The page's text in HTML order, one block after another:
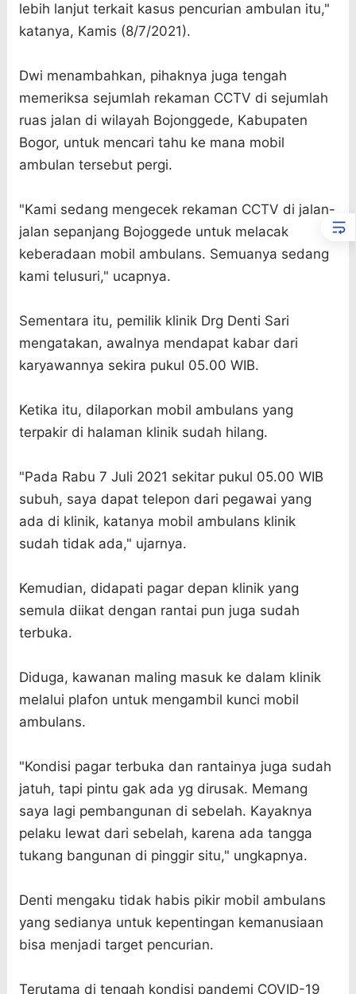
lebih lanjut terkait kasus pencurian ambulan itu,"
katanya, Kamis (8/7/2021).
Dwi menambahkan, pihaknya juga tengah
memeriksa sejumlah rekaman CCTV di sejumlah
ruas jalan di wilayah Bojonggede, Kabupaten
Bogor, untuk mencari tahu ke mana mobil
ambulan tersebut pergi.
"Kami sedang mengecek rekaman CCTV di jalan-
jalan sepanjang Bojoggede untuk melacak
keberadaan mobil ambulans. Semuanya sedang
kami telusuri," ucapnya.
Sementara itu, pemilik klinik Drg Denti Sari
mengatakan, awalnya mendapat kabar dari
karyawannya sekira pukul 05.00 WIB.
Ketika itu, dilaporkan mobil ambulans yang
terpakir di halaman klinik sudah hilang.
"Pada Rabu 7 Juli 2021 sekitar pukul 05.00 WIB
subuh, saya dapat telepon dari pegawai yang
ada di klinik, katanya mobil ambulans klinik
sudah tidak ada," ujarnya.
Kemudian, didapati pagar depan klinik yang
semula diikat dengan rantai pun juga sudah
terbuka.
Diduga, kawanan maling masuk ke dalam klinik
melalui plafon untuk mengambil kunci mobil
ambulans.
"Kondisi pagar terbuka dan rantainya juga sudah
jatuh, tapi pintu gak ada yg dirusak. Memang
saya lagi pembangunan di sebelah. Kayaknya
pelaku lewat dari sebelah, karena ada tangga
tukang bangunan di pinggir situ," ungkapnya.
Denti mengaku tidak habis pikir mobil ambulans
yang sedianya untuk kepentingan kemanusiaan
bisa menjadi target pencurian.
Terutama di tengah kondisi pandemi COVID-19